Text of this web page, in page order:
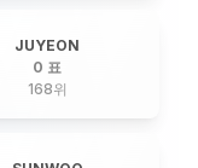
JUYEON
0 표
168위